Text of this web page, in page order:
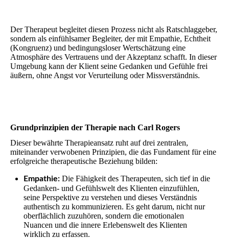
Der Therapeut begleitet diesen Prozess nicht als Ratschlaggeber,
sondern als einfühlsamer Begleiter, der mit Empathie, Echtheit
(Kongruenz) und bedingungsloser Wertschätzung eine
Atmosphäre des Vertrauens und der Akzeptanz schafft. In dieser
Umgebung kann der Klient seine Gedanken und Gefühle frei
äußern, ohne Angst vor Verurteilung oder Missverständnis.
Grundprinzipien der Therapie nach Carl Rogers
Dieser bewährte Therapieansatz ruht auf drei zentralen,
miteinander verwobenen Prinzipien, die das Fundament für eine
erfolgreiche therapeutische Beziehung bilden:
Empathie: Die Fähigkeit des Therapeuten, sich tief in die
Gedanken- und Gefühlswelt des Klienten einzufühlen,
seine Perspektive zu verstehen und dieses Verständnis
authentisch zu kommunizieren. Es geht darum, nicht nur
oberflächlich zuzuhören, sondern die emotionalen
Nuancen und die innere Erlebenswelt des Klienten
wirklich zu erfassen.